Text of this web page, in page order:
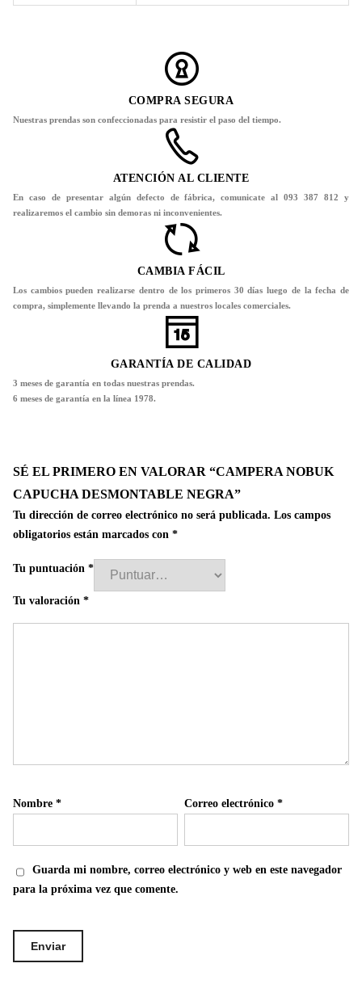
COMPRA SEGURA
Nuestras prendas son confeccionadas para resistir el paso del tiempo.
ATENCIÓN AL CLIENTE
En caso de presentar algún defecto de fábrica, comunicate al 093 387 812 y
realizaremos el cambio sin demoras ni inconvenientes.
CAMBIA FÁCIL
Los cambios pueden realizarse dentro de los primeros 30 días luego de la fecha de
compra, simplemente llevando la prenda a nuestros locales comerciales.
GARANTÍA DE CALIDAD
3 meses de garantía en todas nuestras prendas.
6 meses de garantía en la línea 1978.
SÉ EL PRIMERO EN VALORAR “CAMPERA NOBUK
CAPUCHA DESMONTABLE NEGRA”
Tu dirección de correo electrónico no será publicada. Los campos
obligatorios están marcados con *
Tu puntuación *
Tu valoración *
Nombre * Correo electrónico*
Guarda mi nombre, correo electrónico y web en este navegador
para la próxima vez que comente.